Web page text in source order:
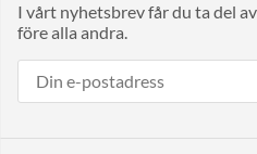
I vårt nyhetsbrev får du ta del
före alla andra.